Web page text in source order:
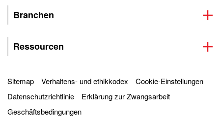
Branchen
Ressourcen
Sitemap Verhaltens- und ethikkodex
Cookie-Einstellungen
Datenschutzrichtlinie
Erklärung zur Zwangsarbeit
Geschäftsbedingungen